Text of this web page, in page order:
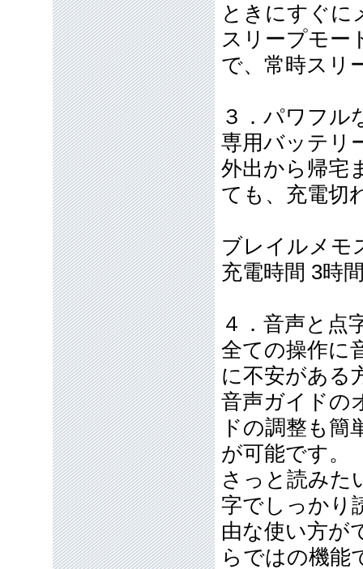
ときにすぐに
スリープモー
で、常時スリ
３．パワフル
専用バッテリ
外出から帰宅
ても、充電切
ブレイルメモ
充電時間 3時
４．音声と点
全ての操作に
に不安がある
音声ガイドの
ドの調整も
が可能です。
さっと読みた
字でしっかり
由な使い方が
らではの機能